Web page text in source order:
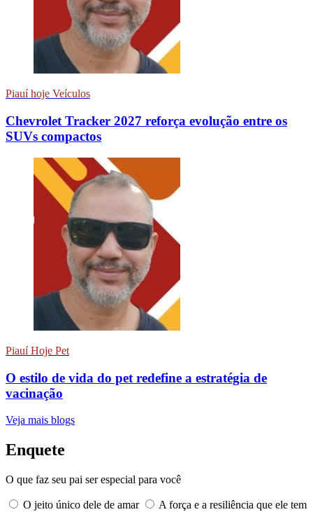
Piauí hoje Veículos
Chevrolet Tracker 2027 reforça evolução entre os
SUVs compactos
Piauí Hoje Pet
O estilo de vida do pet redefine a estratégia de
vacinação
Veja mais blogs
Enquete
O que faz seu pai ser especial para você
O jeito único dele de amar
A força e a resiliência que ele tem